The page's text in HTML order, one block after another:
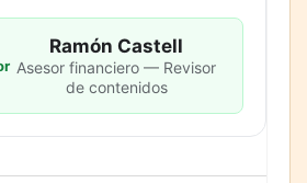
Ramón Castell
Asesor financiero — Revisor
de contenidos